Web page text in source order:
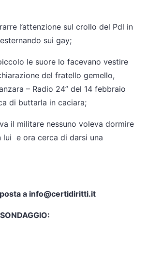
l’attenzione sul crollo del Pdl in
sui gay;
le suore lo facevano vestire
del fratello gemello,
– Radio 24” del 14 febbraio
di buttarla in caciara;
il militare nessuno voleva dormire
lui e ora cerca di darsi una
a info@certidiritti.it